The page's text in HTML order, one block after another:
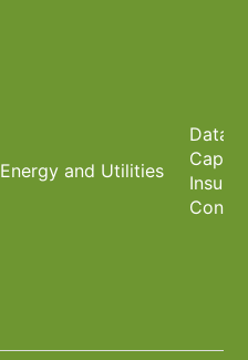
Energy and Utilities
Data